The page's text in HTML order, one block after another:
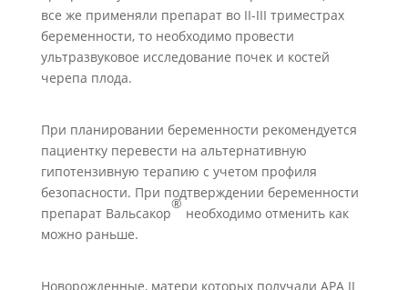
все же применяли препарат во II-III триместрах
беременности, то необходимо провести
ультразвуковое исследование почек и костей
черепа плода.
При планировании беременности рекомендуется
пациентку перевести на альтернативную
гипотензивную терапию с учетом профиля
безопасности. При подтверждении беременности
препарат Вальсакор
®
необходимо отменить как
можно раньше.
Новорожденные, матери которых получали АРА II